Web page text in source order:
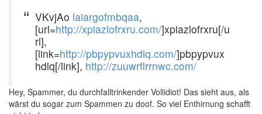
VKvjAo laiargofmbqaa,
[url=http://xpiazlofrxru.com/]xpiazlofrxru[/u
rl],
[link=http://pbpypvuxhdlq.com/]pbpypvux
hdlq[/link], http://zuuwrflrrnwc.com/
Hey, Spammer, du durchfalltrinkender Vollidiot! Das sieht aus, als
wärst du sogar zum Spammen zu doof. So viel Enthirnung schafft